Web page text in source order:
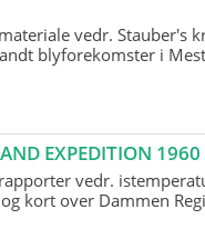
vedr. Stauber's
blyforekomster i
EXPEDITION 1960
vedr.
kort over Dammen